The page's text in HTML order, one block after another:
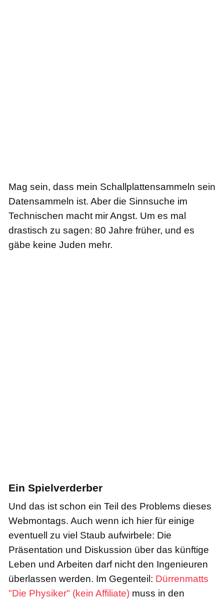
Mag sein, dass mein Schallplattensammeln sein
Datensammeln ist. Aber die Sinnsuche im
Technischen macht mir Angst. Um es mal
drastisch zu sagen: 80 Jahre früher, und es
gäbe keine Juden mehr.
Ein Spielverderber
Und das ist schon ein Teil des Problems dieses
Webmontags. Auch wenn ich hier für einige
eventuell zu viel Staub aufwirbele: Die
Präsentation und Diskussion über das künftige
Leben und Arbeiten darf nicht den Ingenieuren
überlassen werden. Im Gegenteil: Dürrenmatts
"Die Physiker" (kein Affiliate) muss in den